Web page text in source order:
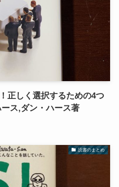
正しく選択するための4つ
ス,ダン・ハース著
読書のまとめ